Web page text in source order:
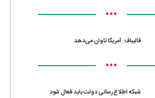
•••
قالیباف: آمریکا تاوان می‌دهد
•••
شبکه اطلاع‌رسانی دولت باید فعال شود